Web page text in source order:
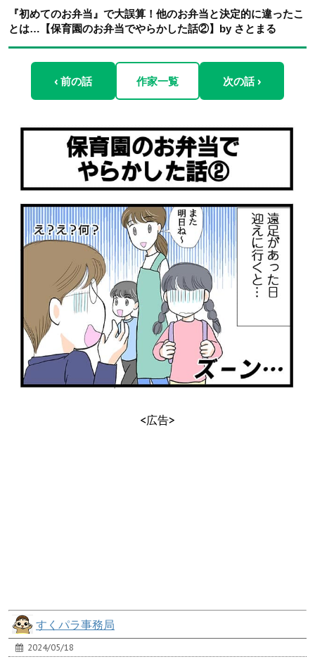
『初めてのお弁当』で大誤算！他のお弁当と決定的に違ったこ
とは…【保育園のお弁当でやらかした話②】by さとまる
‹ 前の話 作家一覧 次の話 ›
<広告>
すくパラ事務局
2024/05/18